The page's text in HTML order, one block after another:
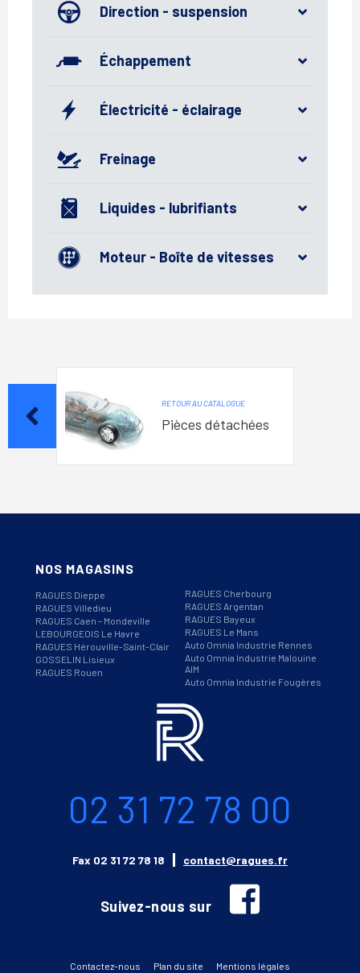
Direction - suspension
Échappement
Électricité - éclairage
Freinage
Liquides - lubrifiants
Moteur - Boîte de vitesses
RETOUR AU CATALOGUE
Pièces détachées
NOS MAGASINS
RAGUES Dieppe
RAGUES Villedieu
RAGUES Caen – Mondeville
LEBOURGEOIS Le Havre
RAGUES Hérouville-Saint-Clair
GOSSELIN Lisieux
RAGUES Rouen
RAGUES Cherbourg
RAGUES Argentan
RAGUES Bayeux
RAGUES Le Mans
Auto Omnia Industrie Rennes
Auto Omnia Industrie Malouine
AIM
Auto Omnia Industrie Fougères
02 31 72 78 00
Fax 02 31 72 78 18 Emailcontact@ragues.fr
Suivez-nous sur
facebook
Contactez-nous Plan du site Mentions légales